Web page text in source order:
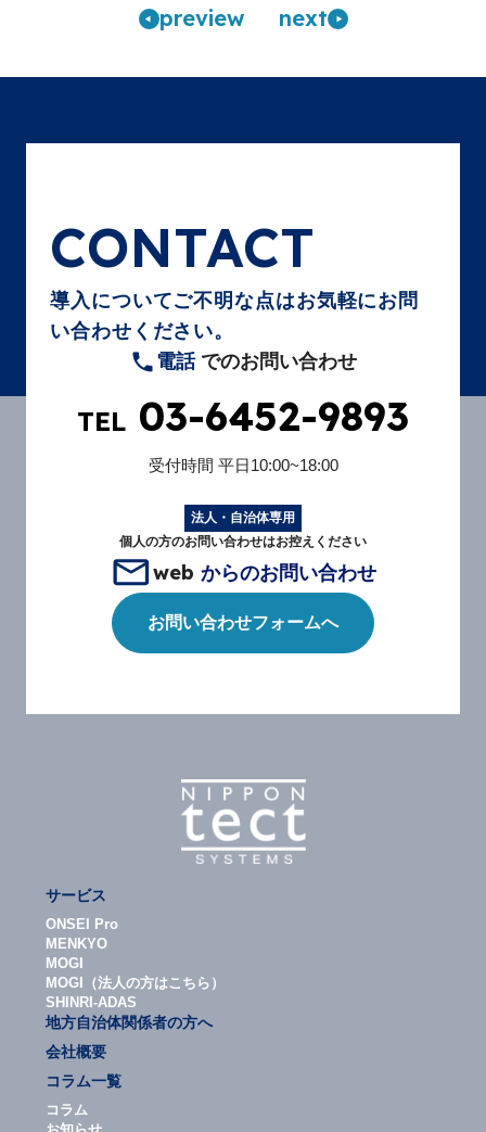
preview next
CONTACT
導入についてご不明な点はお気軽にお問
い合わせください。
電話でのお問い合わせ
TEL 03-6452-9893
受付時間 平日10:00~18:00
法人・自治体専用
個人の方のお問い合わせはお控えください
web からのお問い合わせ
お問い合わせフォームへ
サービス
ONSEI Pro
MENKYO
MOGI
MOGI（法人の方はこちら）
SHINRI-ADAS
地方自治体関係者の方へ
会社概要
コラム一覧
コラム